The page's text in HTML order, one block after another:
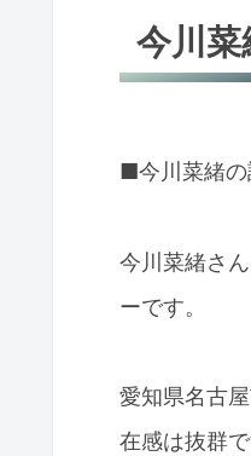
今川
■今川菜緒の
今川菜緒さ
ーです。
愛知県名古
在感は抜群で